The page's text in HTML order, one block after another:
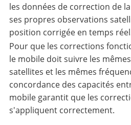
les données de correction de
ses propres observations
position corrigée en temps
Pour que les corrections
le mobile doit suivre les
satellites et les mêmes
concordance des capacités
mobile garantit que les
s'appliquent correctement.